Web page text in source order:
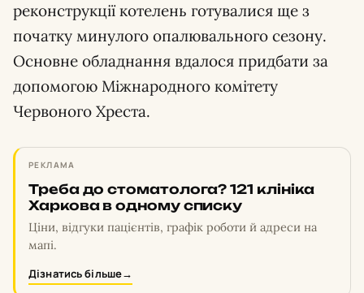
реконструкції котелень готувалися ще з
початку минулого опалювального сезону.
Основне обладнання вдалося придбати за
допомогою Міжнародного комітету
Червоного Хреста.
РЕКЛАМА
Треба до стоматолога? 121 клініка
Харкова в одному списку
Ціни, відгуки пацієнтів, графік роботи й адреси на
мапі.
Дізнатись більше→